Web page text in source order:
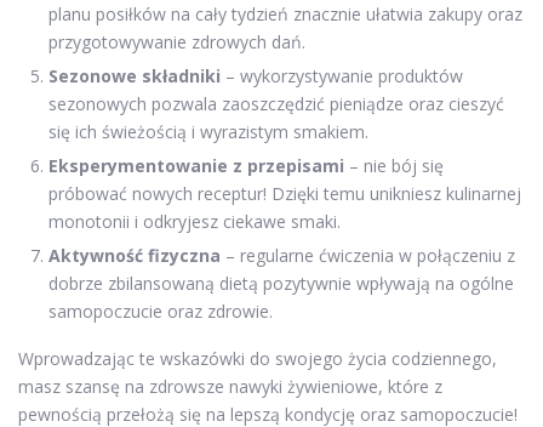
planu posiłków na cały tydzień znacznie ułatwia zakupy oraz
przygotowywanie zdrowych dań.
Sezonowe składniki – wykorzystywanie produktów
sezonowych pozwala zaoszczędzić pieniądze oraz cieszyć
się ich świeżością i wyrazistym smakiem.
Eksperymentowanie z przepisami – nie bój się
próbować nowych receptur! Dzięki temu unikniesz kulinarnej
monotonii i odkryjesz ciekawe smaki.
Aktywność fizyczna – regularne ćwiczenia w połączeniu z
dobrze zbilansowaną dietą pozytywnie wpływają na ogólne
samopoczucie oraz zdrowie.
Wprowadzając te wskazówki do swojego życia codziennego,
masz szansę na zdrowsze nawyki żywieniowe, które z
pewnością przełożą się na lepszą kondycję oraz samopoczucie!